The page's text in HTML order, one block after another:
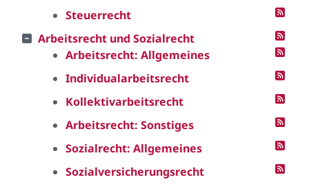
Steuerrecht
Arbeitsrecht und Sozialrecht
Arbeitsrecht: Allgemeines
Individualarbeitsrecht
Kollektivarbeitsrecht
Arbeitsrecht: Sonstiges
Sozialrecht: Allgemeines
Sozialversicherungsrecht